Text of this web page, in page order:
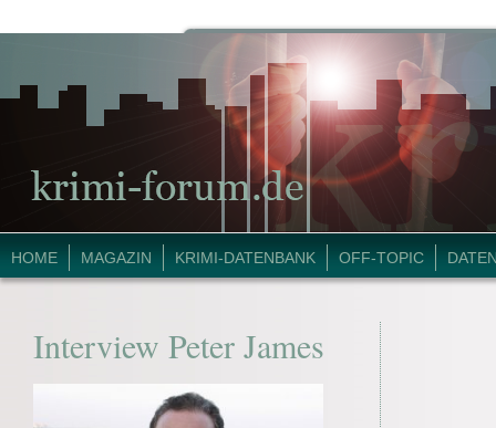
HOME MAGAZIN KRIMI-DATENBANK OFF-TOPIC
Interview Peter James